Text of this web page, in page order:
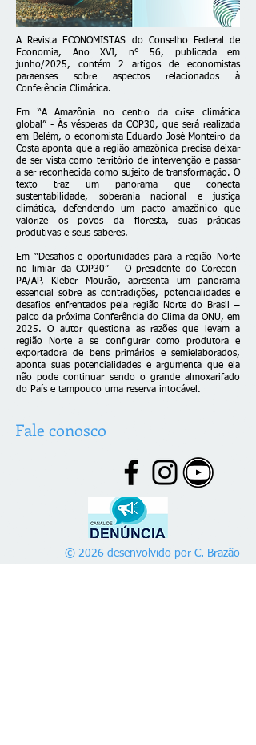
A Revista ECONOMISTAS do Conselho Federal de
Economia, Ano XVI, n° 56, publicada em
junho/2025, contém 2 artigos de economistas
paraenses sobre aspectos relacionados à
Conferência Climática.
Em “A Amazônia no centro da crise climática
global” - Às vésperas da COP30, que será realizada
em Belém, o economista Eduardo José Monteiro da
Costa aponta que a região amazônica precisa deixar
de ser vista como território de intervenção e passar
a ser reconhecida como sujeito de transformação. O
texto traz um panorama que conecta
sustentabilidade, soberania nacional e justiça
climática, defendendo um pacto amazônico que
valorize os povos da floresta, suas práticas
produtivas e seus saberes.
Em “Desafios e oportunidades para a região Norte
no limiar da COP30” – O presidente do Corecon-
PA/AP, Kleber Mourão, apresenta um panorama
essencial sobre as contradições, potencialidades e
desafios enfrentados pela região Norte do Brasil –
palco da próxima Conferência do Clima da ONU, em
2025. O autor questiona as razões que levam a
região Norte a se configurar como produtora e
exportadora de bens primários e semielaborados,
aponta suas potencialidades e argumenta que ela
não pode continuar sendo o grande almoxarifado
do País e tampouco uma reserva intocável.
Fale conosco
© 2026 desenvolvido por C. Brazão